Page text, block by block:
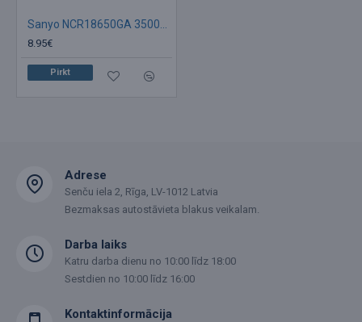
8.95€
Pirkt
Adrese
Senču iela 2, Rīga, LV-1012 Latvia
Bezmaksas autostāvieta blakus veikalam.
Darba laiks
Katru darba dienu no 10:00 līdz 18:00
Sestdien no 10:00 līdz 16:00
Kontaktinformācija